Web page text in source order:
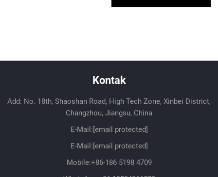
Kontak
Add: No. 18th, Shaoshan Road, High Tech Zone, Xinbei District,
Changzhou, Jiangsu, China
E-Mail:[email protected]
E-Mail:[email protected]
Mobile:+86-186 5198 4709